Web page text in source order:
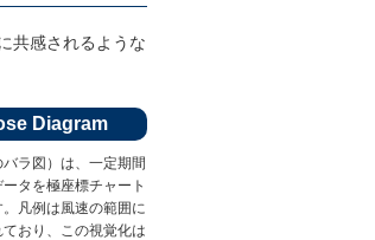
共感されるような
Diagram
ラ図）は、一定期間
タを極座標チャート
凡例は風速の範囲に
おり、この視覚化は